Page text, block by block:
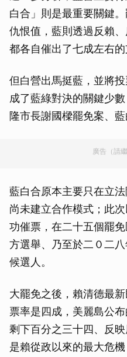
白合」則是最重要關鍵
仇恨值，藍則透過反賴
都各自催出了七成左右的
但白營出馬挺藍，並將
成了藍綠對決的關鍵少
隆市長謝國樑罷免案、藍
廣告（請
藍白合原本主要只在立
尚未建立合作模式；此
功催票，在二十五個罷
方選舉、乃至於二０二
候選人。
大罷免之後，賴清德最
票率是四成，美麗島公
剩下百分之三十四、反
是賴從政以來的最大危